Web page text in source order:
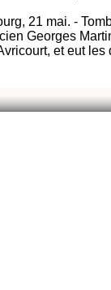
21 mai. -
Georges
et eut